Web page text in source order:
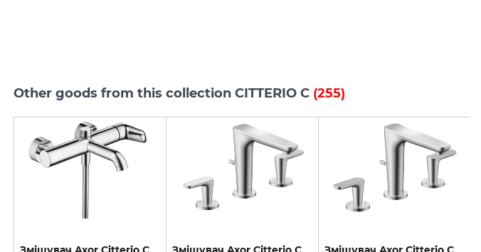
Other goods from this collection CITTERIO C (255)